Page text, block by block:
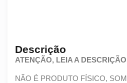
Descrição
ATENÇÃO, LEIA A
NÃO É PRODUTO FÍSICO,